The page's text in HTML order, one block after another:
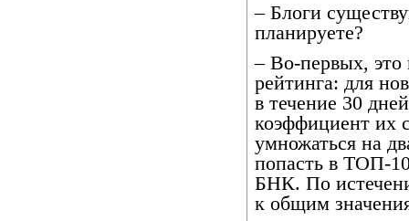
– Блоги
планируете?
– Во-первых,
рейтинга: для
в течение 30
коэффициент их
умножаться на
попасть в ТОП-10
БНК. По
к общим